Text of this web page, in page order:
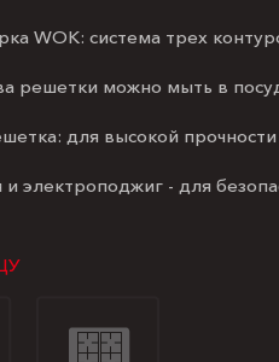
WOK: система трех
решетки можно мыть в
для высокой
электроподжиг - для